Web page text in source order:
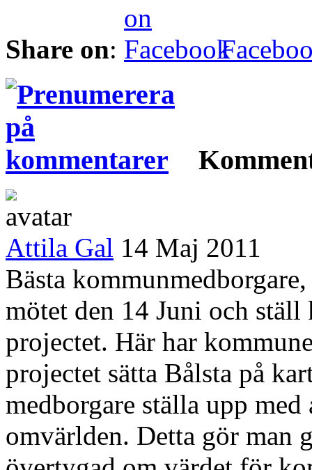
Share on:
Attila Gal 14 Maj 2011
Bästa
mötet den 14 Juni och
projectet. Här har
projectet sätta Bålsta på
medborgare ställa upp
omvärlden. Detta gör man